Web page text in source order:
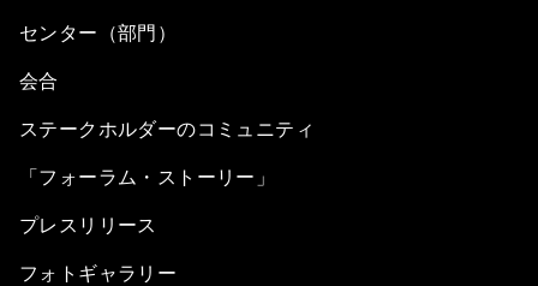
センター（部門）
会合
ステークホルダーのコミュニティ
「フォーラム・ストーリー」
プレスリリース
フォトギャラリー